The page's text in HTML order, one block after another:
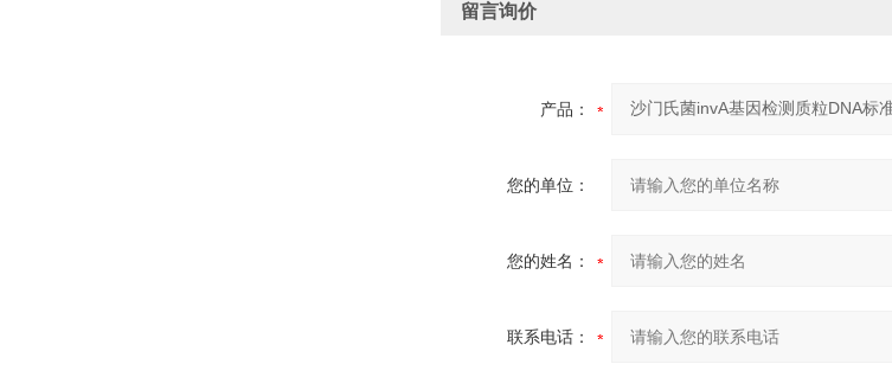
留言询价
产品：
您的单位：
您的姓名：
联系电话：